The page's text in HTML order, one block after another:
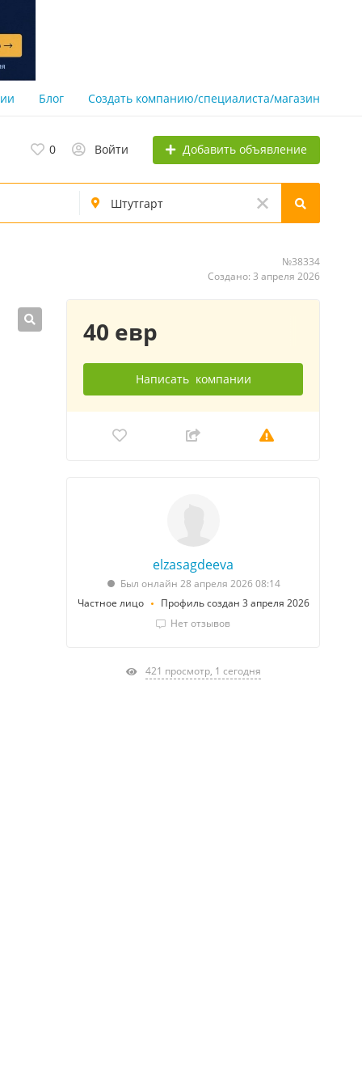
Блог Создать компанию/специалиста/магазин
0 Войти Добавить объявление
№38334
Создано: 3 апреля 2026
40 евр
Написать компании
elzasagdeeva
Был онлайн 28 апреля 2026 08:14
Частное лицо
Профиль создан 3 апреля 2026
Нет отзывов
421 просмотр, 1 сегодня